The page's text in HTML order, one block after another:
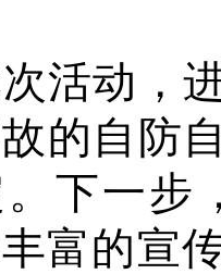
活动，
的自防
下一步
富的宣